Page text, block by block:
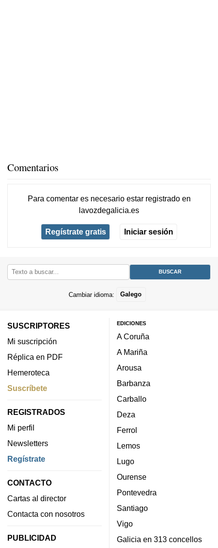
Comentarios
Para comentar es necesario estar registradoen
lavozdegalicia.es
Regístrate gratis Iniciar sesión
Cambiar idioma: Galego
SUSCRIPTORES
Mi suscripción
Réplica en PDF
Hemeroteca
Suscríbete
REGISTRADOS
Mi perfil
Newsletters
Regístrate
CONTACTO
Cartas al director
Contacta con nosotros
PUBLICIDAD
EDICIONES
A Coruña
A Mariña
Arousa
Barbanza
Carballo
Deza
Ferrol
Lemos
Lugo
Ourense
Pontevedra
Santiago
Vigo
Galicia en 313 concellos